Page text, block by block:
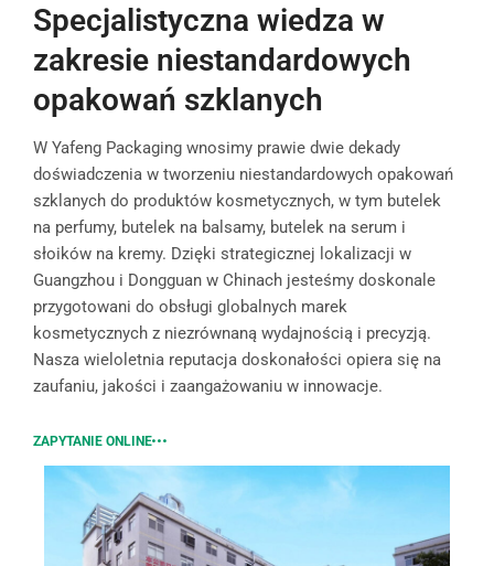
Specjalistyczna wiedza w
zakresie niestandardowych
opakowań szklanych
W Yafeng Packaging wnosimy prawie dwie dekady
doświadczenia w tworzeniu niestandardowych opakowań
szklanych do produktów kosmetycznych, w tym butelek
na perfumy, butelek na balsamy, butelek na serum i
słoików na kremy. Dzięki strategicznej lokalizacji w
Guangzhou i Dongguan w Chinach jesteśmy doskonale
przygotowani do obsługi globalnych marek
kosmetycznych z niezrównaną wydajnością i precyzją.
Nasza wieloletnia reputacja doskonałości opiera się na
zaufaniu, jakości i zaangażowaniu w innowacje.
ZAPYTANIE ONLINE